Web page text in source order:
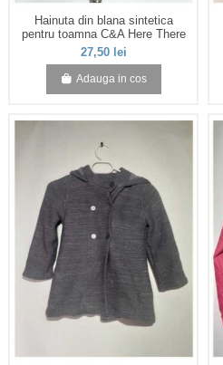
Hainuta din blana sintetica
pentru toamna C&A Here There
27,50 lei
Adauga in cos